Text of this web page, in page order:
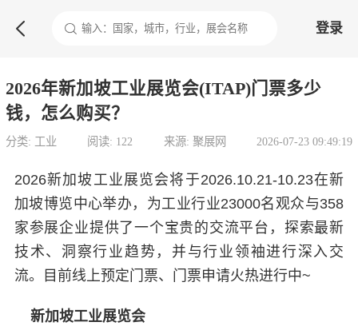
 登录
2026年新加坡工业展览会(ITAP)门票多少
钱，怎么购买？
分类: 工业 阅读: 122 来源: 聚展网 2026-07-23 09:49:19
2026新加坡工业展览会将于2026.10.21-10.23在新
加坡博览中心举办，为工业行业23000名观众与358
家参展企业提供了一个宝贵的交流平台，探索最新
技术、洞察行业趋势，并与行业领袖进行深入交
流。目前线上预定门票、门票申请火热进行中~
新加坡工业展览会